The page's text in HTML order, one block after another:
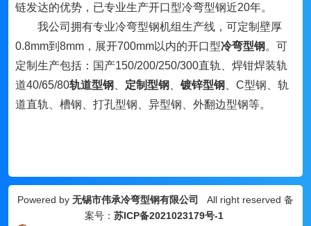
链发达的优势，已专业生产开口型冷弯型钢近20年。
我公司拥有专业冷弯型钢机组生产线，可定制壁厚
0.8mm到8mm，展开700mm以内的开口型冷弯型钢 。可
定制生产包括：国产150/200/250/300直轨、焊钳焊装轨
道40/65/80轨道型钢 定制型钢 镀锌型钢
C型钢、轨
道直轨、槽钢、打孔型钢、异型钢、外翻边型钢等。
Powered by 无锡市伟承冷弯型钢有限公司
All right reserved 备
案号： 苏ICP备2021023179号-1